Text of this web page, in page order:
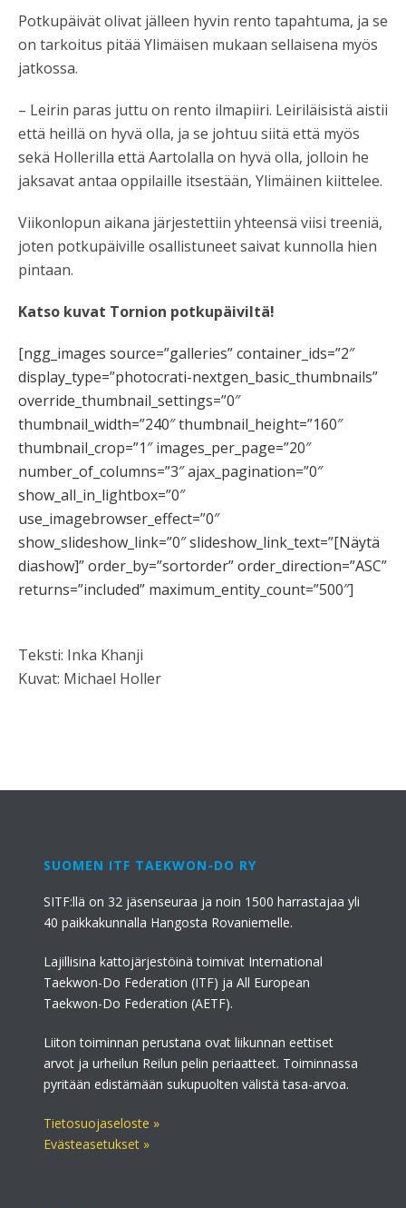
Potkupäivät olivat jälleen hyvin rento tapahtuma, ja se
on tarkoitus pitää Ylimäisen mukaan sellaisena myös
jatkossa.
– Leirin paras juttu on rento ilmapiiri. Leiriläisistä aistii
että heillä on hyvä olla, ja se johtuu siitä että myös
sekä Hollerilla että Aartolalla on hyvä olla, jolloin he
jaksavat antaa oppilaille itsestään, Ylimäinen kiittelee.
Viikonlopun aikana järjestettiin yhteensä viisi treeniä,
joten potkupäiville osallistuneet saivat kunnolla hien
pintaan.
Katso kuvat Tornion potkupäiviltä!
[ngg_images source=”galleries” container_ids=”2″
display_type=”photocrati-nextgen_basic_thumbnails”
override_thumbnail_settings=”0″
thumbnail_width=”240″ thumbnail_height=”160″
thumbnail_crop=”1″ images_per_page=”20″
number_of_columns=”3″ ajax_pagination=”0″
show_all_in_lightbox=”0″
use_imagebrowser_effect=”0″
show_slideshow_link=”0″ slideshow_link_text=”[Näytä
diashow]” order_by=”sortorder” order_direction=”ASC”
returns=”included” maximum_entity_count=”500″]
Teksti: Inka Khanji
Kuvat: Michael Holler
SUOMEN ITF TAEKWON-DO RY
SITF:llä on 32 jäsenseuraa ja noin 1500 harrastajaa yli
40 paikkakunnalla Hangosta Rovaniemelle.
Lajillisina kattojärjestöinä toimivat International
Taekwon-Do Federation (ITF) ja All European
Taekwon-Do Federation (AETF).
Liiton toiminnan perustana ovat liikunnan eettiset
arvot ja urheilun Reilun pelin periaatteet. Toiminnassa
pyritään edistämään sukupuolten välistä tasa-arvoa.
Tietosuojaseloste »
Evästeasetukset »